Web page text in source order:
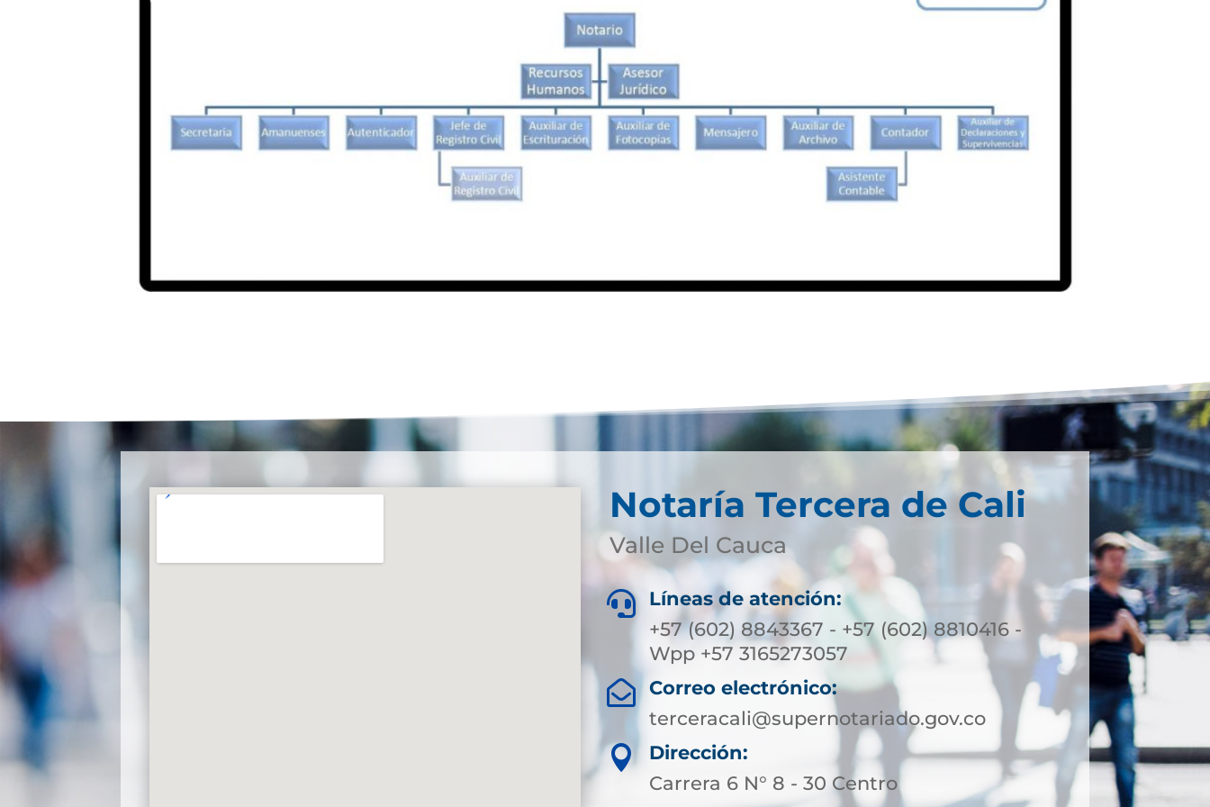
Notaría Tercera de Cali
Valle Del Cauca

Líneas de atención:
+57 (602) 8843367 - +57 (602) 8810416 -
Wpp +57 3165273057

Correo electrónico:
terceracali@supernotariado.gov.co

Dirección:
Carrera 6 N° 8 - 30 Centro